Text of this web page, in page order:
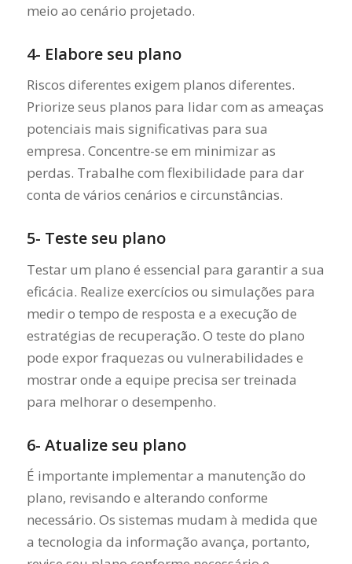
meio ao cenário projetado.
4- Elabore seu plano
Riscos diferentes exigem planos diferentes.
Priorize seus planos para lidar com as ameaças
potenciais mais significativas para sua
empresa. Concentre-se em minimizar as
perdas. Trabalhe com flexibilidade para dar
conta de vários cenários e circunstâncias.
5- Teste seu plano
Testar um plano é essencial para garantir a sua
eficácia. Realize exercícios ou simulações para
medir o tempo de resposta e a execução de
estratégias de recuperação. O teste do plano
pode expor fraquezas ou vulnerabilidades e
mostrar onde a equipe precisa ser treinada
para melhorar o desempenho.
6- Atualize seu plano
É importante implementar a manutenção do
plano, revisando e alterando conforme
necessário. Os sistemas mudam à medida que
a tecnologia da informação avança, portanto,